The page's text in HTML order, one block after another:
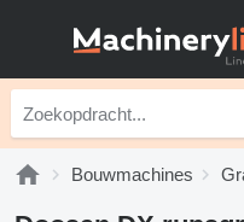
Bouwmachines